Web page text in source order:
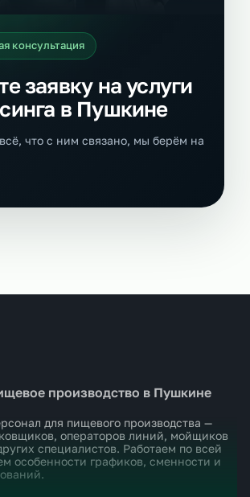
консультация
заявку на услуги
в Пушкине
что с ним связано, мы берём на
производство в Пушкине
для пищевого производства —
операторов линий, мойщиков
специалистов. Работаем по всей
особенности графиков, сменности и